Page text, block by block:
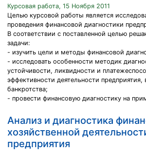
Курсовая работа, 15 Ноября 2011
Целью курсовой работы является
проведения финансовой диагностики
В соответствии с поставленной целью
задачи:
- изучить цели и методы финансовой
- исследовать особенности методик
устойчивости, ликвидности и
эффективности деятельности предприятия,
банкротства;
- провести финансовую диагностику на
Анализ и диагностика
хозяйственной
предприятия